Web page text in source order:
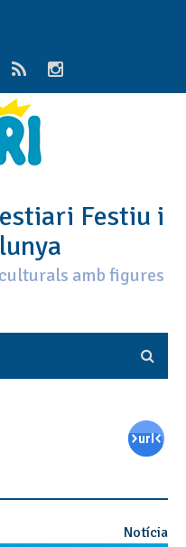
Festiu i
amb figures
Notícia